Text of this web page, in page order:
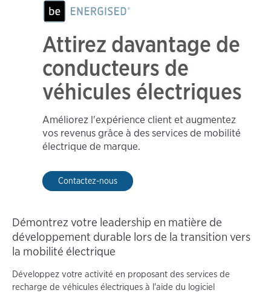
Attirez davantage de
conducteurs de
véhicules électriques
Améliorez l'expérience client et augmentez
vos revenus grâce à des services de mobilité
électrique de marque.
Contactez-nous
Démontrez votre leadership en matière de
développement durable lors de la transition vers
la mobilité électrique
Développez votre activité en proposant des services de
recharge de véhicules électriques à l'aide du logiciel